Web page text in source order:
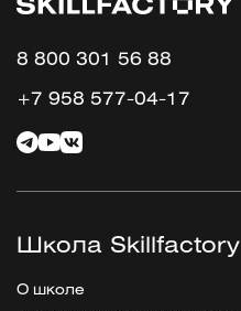
8 800 301 56 88
+7 958 577-04-17
Школа Skillfactory
О школе